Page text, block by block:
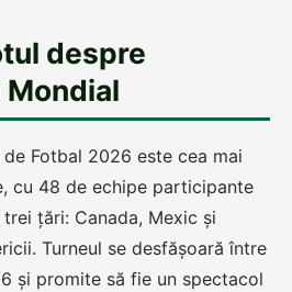
despre
Fotbal 2026 este cea mai
cu 48 de echipe participante
țări: Canada, Mexic și
Turneul se desfășoară între
și promite să fie un spectacol